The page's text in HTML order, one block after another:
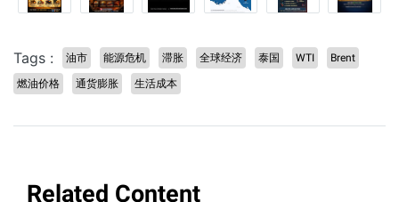
Tags : 油市 能源危机 滞胀 全球经济 泰国 WTI Brent
燃油价格 通货膨胀 生活成本
Related Content